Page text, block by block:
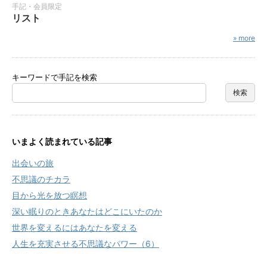
手記・会員限定
リスト
» more
キーワードで手記を検索
いまよく読まれている記事
出会いの旅
不思議のチカラ
目から光を放つ瞑想
深い眠りのときあなたはどこにいたのか
世界を変えるにはあなたを変える
人生を充実させる不思議なパワー（6）